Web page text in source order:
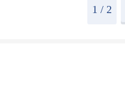
1 / 2